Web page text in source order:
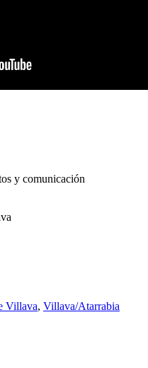
y comunicación
Villava, Villava/Atarrabia